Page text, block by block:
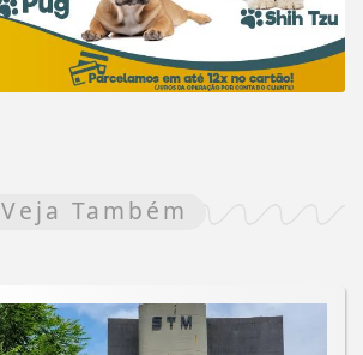
Veja Também